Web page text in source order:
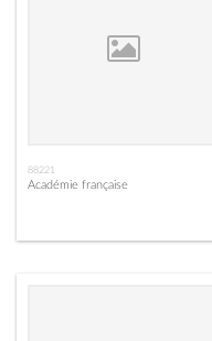
88221
Académie française